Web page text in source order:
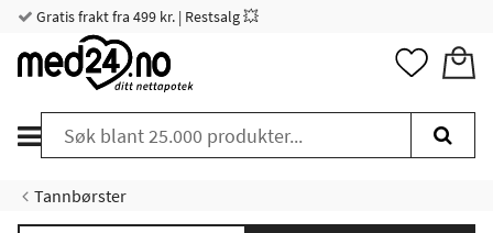
Gratis frakt fra 499 kr. | Restsalg 💥
Tannbørster